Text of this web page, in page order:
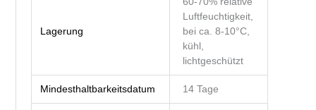
Lagerung
Luftfeuchtigkeit,
bei ca. 8-10°C,
kühl,
lichtgeschützt
Mindesthaltbarkeitsdatum 14 Tage